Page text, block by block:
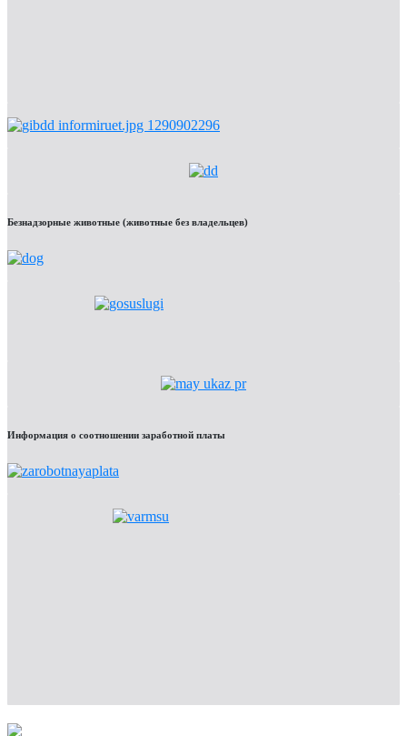
Безнадзорные животные (животные без владельцев)
Информация о соотношении заработной платы